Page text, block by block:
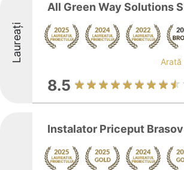
Laureați
All Green Way Solutions
Arată
8.5
Instalator Priceput Brasov